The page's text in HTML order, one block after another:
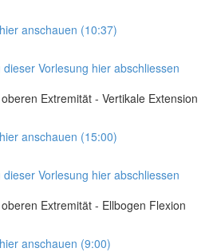
anschauen (10:37)
Vorlesung hier abschliessen
Extremität - Vertikale Extension
anschauen (15:00)
Vorlesung hier abschliessen
Extremität - Ellbogen Flexion
anschauen (9:00)